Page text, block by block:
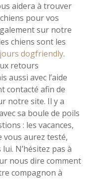
aidera à trouver
pour vos
sur notre
chiens sont les
dogfriendly.
retours
aussi avec l’aide
contacté afin de
notre site. Il y a
sa boule de poils
: les vacances,
vous aurez testé,
N’hésitez pas à
nous dire comment
compagnon à